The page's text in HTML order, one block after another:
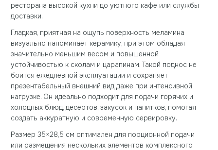
ресторана высокой кухни до уютного кафе или службы
доставки.
Гладкая, приятная на ощупь поверхность меламина
визуально напоминает керамику, при этом обладая
значительно меньшим весом и повышенной
устойчивостью к сколам и царапинам. Такой поднос не
боится ежедневной эксплуатации и сохраняет
презентабельный внешний вид даже при интенсивной
нагрузке. Он идеально подходит для подачи горячих и
холодных блюд, десертов, закусок и напитков, помогая
создать аккуратную и современную сервировку.
Размер 35×28,5 см оптимален для порционной подачи
или размещения нескольких элементов комплексного